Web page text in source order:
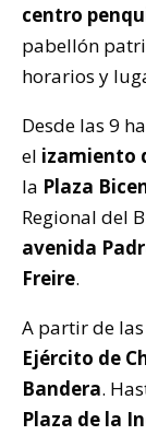
centro
pabellón
horarios y
Desde las 9
el izamiento
la Plaza
Regional del
avenida
Freire.
A partir de
Ejército de
Bandera.
Plaza de la